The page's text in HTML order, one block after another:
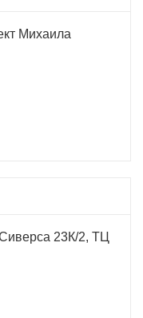
Михаила
23К/2, ТЦ